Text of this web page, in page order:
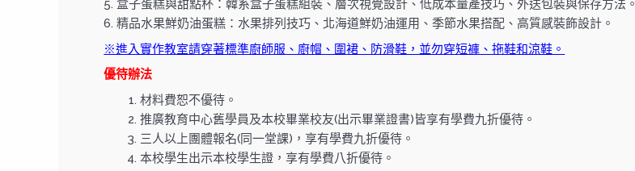
5. 盒子蛋糕與甜點杯：韓系盒子蛋糕組裝、層次視覺設計、低成本量產技巧、外送包裝與保存方法。
6. 精品水果鮮奶油蛋糕：水果排列技巧、北海道鮮奶油運用、季節水果搭配、高質感裝飾設計。
※進入實作教室請穿著標準廚師服、廚帽、圍裙、防滑鞋，並勿穿短褲、拖鞋和涼鞋。
優待辦法
材料費恕不優待。
推廣教育中心舊學員及本校畢業校友(出示畢業證書)皆享有學費九折優待。
三人以上團體報名(同一堂課)，享有學費九折優待。
本校學生出示本校學生證，享有學費八折優待。